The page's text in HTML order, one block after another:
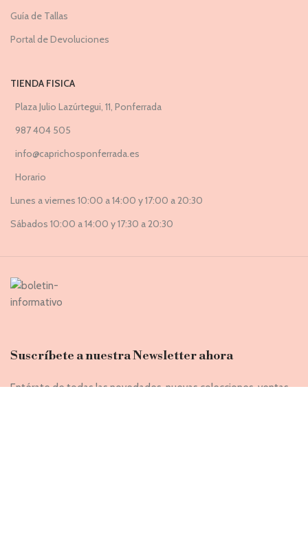
Guía de Tallas
Portal de Devoluciones
TIENDA FISICA
Plaza Julio Lazúrtegui, 11, Ponferrada
987 404 505
info@caprichosponferrada.es
Horario
Lunes a viernes 10:00 a 14:00 y 17:00 a 20:30
Sábados 10:00 a 14:00 y 17:30 a 20:30
Suscríbete a nuestra Newsletter ahora
Entérate de todas las novedades, nuevas colecciones, ventas